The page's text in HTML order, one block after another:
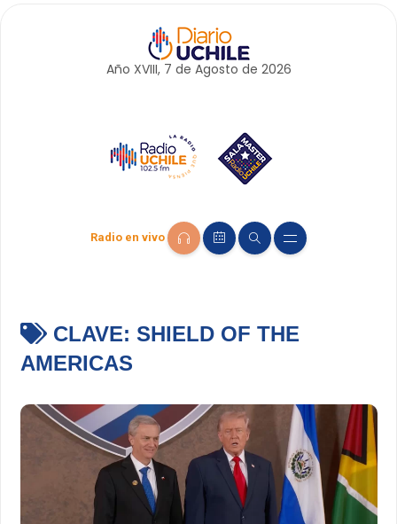
Año XVIII, 7 de Agosto de 2026
Radio en vivo
CLAVE: SHIELD OF THE
AMERICAS